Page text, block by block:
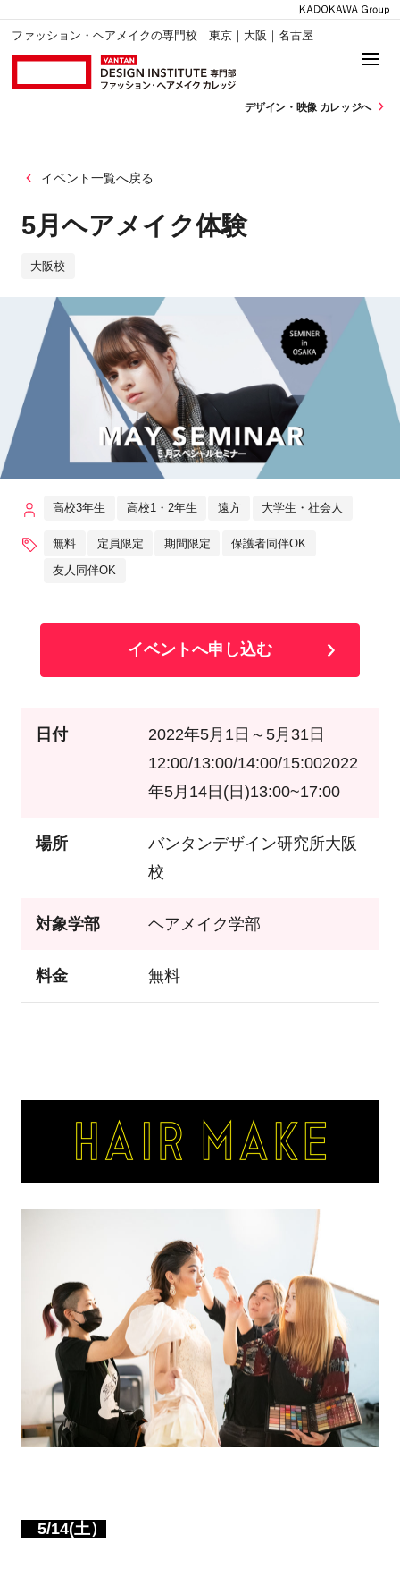
ファッション・ヘアメイクの専門校 東京｜大阪｜名古屋
デザイン・ 映像 カレッジへ
イベント一覧へ戻る
5月ヘアメイク体験
大阪校
高校3年生 高校1・2年生 遠方 大学生・社会人
無料 定員限定 期間限定 保護者同伴OK
友人同伴OK
イベントへ申し込む
日付
2022年5月1日～5月31日
12:00/13:00/14:00/15:002022
年5月14日(日)13:00~17:00
場所
バンタンデザイン研究所大阪
校
対象学部 ヘアメイク学部
料金 無料
5/14(土）